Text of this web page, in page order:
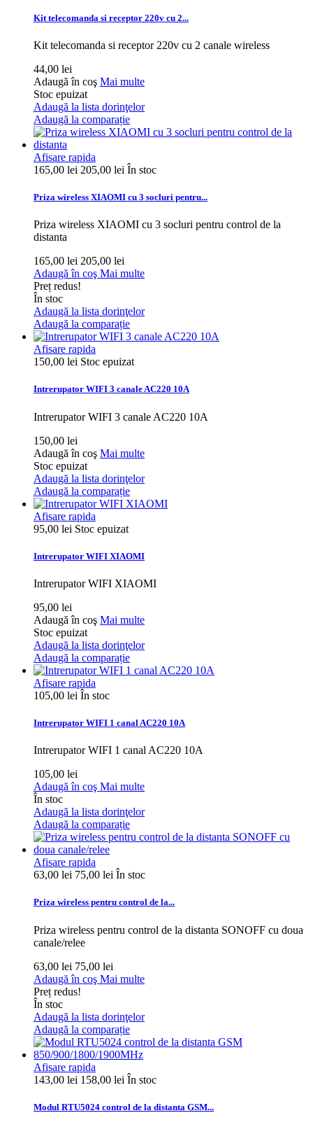
Kit telecomanda si receptor 220v cu 2...
Kit telecomanda si receptor 220v cu 2 canale wireless
44,00 lei
Adaugă în coş Mai multe
Stoc epuizat
Adaugă la lista dorinţelor
Adaugă la comparație
Afisare rapida
165,00 lei 205,00 lei În stoc
Priza wireless XIAOMI cu 3 socluri pentru...
Priza wireless XIAOMI cu 3 socluri pentru control de la
distanta
165,00 lei 205,00 lei
Adaugă în coş Mai multe
Preț redus!
În stoc
Adaugă la lista dorinţelor
Adaugă la comparație
Afisare rapida
150,00 lei Stoc epuizat
Intrerupator WIFI 3 canale AC220 10A
Intrerupator WIFI 3 canale AC220 10A
150,00 lei
Adaugă în coş Mai multe
Stoc epuizat
Adaugă la lista dorinţelor
Adaugă la comparație
Afisare rapida
95,00 lei Stoc epuizat
Intrerupator WIFI XIAOMI
Intrerupator WIFI XIAOMI
95,00 lei
Adaugă în coş Mai multe
Stoc epuizat
Adaugă la lista dorinţelor
Adaugă la comparație
Afisare rapida
105,00 lei În stoc
Intrerupator WIFI 1 canal AC220 10A
Intrerupator WIFI 1 canal AC220 10A
105,00 lei
Adaugă în coş Mai multe
În stoc
Adaugă la lista dorinţelor
Adaugă la comparație
Afisare rapida
63,00 lei 75,00 lei În stoc
Priza wireless pentru control de la...
Priza wireless pentru control de la distanta SONOFF cu doua
canale/relee
63,00 lei 75,00 lei
Adaugă în coş Mai multe
Preț redus!
În stoc
Adaugă la lista dorinţelor
Adaugă la comparație
Afisare rapida
143,00 lei 158,00 lei În stoc
Modul RTU5024 control de la distanta GSM...